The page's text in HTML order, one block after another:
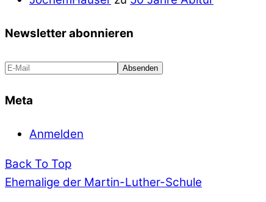
Newsletter abonnieren
Meta
Anmelden
Back To Top
Ehemalige der Martin-Luther-Schule